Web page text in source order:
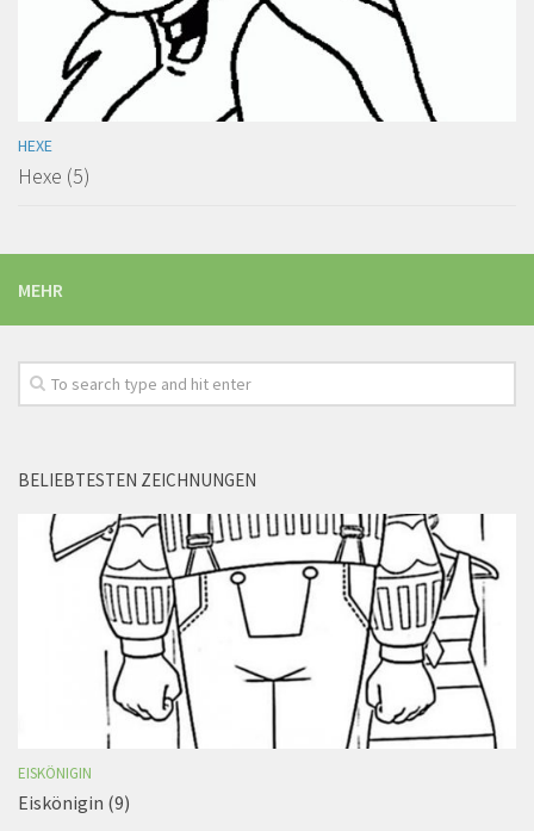
HEXE
Hexe (5)
MEHR
BELIEBTESTEN ZEICHNUNGEN
EISKÖNIGIN
Eiskönigin (9)